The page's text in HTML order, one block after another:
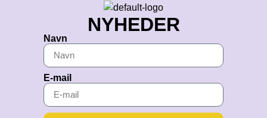
NYHEDER
Navn
E-mail